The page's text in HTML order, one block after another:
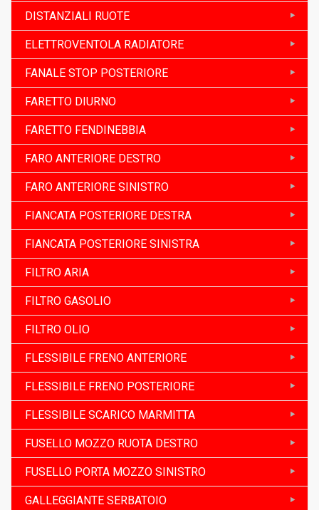
DISTANZIALI RUOTE
ELETTROVENTOLA RADIATORE
FANALE STOP POSTERIORE
FARETTO DIURNO
FARETTO FENDINEBBIA
FARO ANTERIORE DESTRO
FARO ANTERIORE SINISTRO
FIANCATA POSTERIORE DESTRA
FIANCATA POSTERIORE SINISTRA
FILTRO ARIA
FILTRO GASOLIO
FILTRO OLIO
FLESSIBILE FRENO ANTERIORE
FLESSIBILE FRENO POSTERIORE
FLESSIBILE SCARICO MARMITTA
FUSELLO MOZZO RUOTA DESTRO
FUSELLO PORTA MOZZO SINISTRO
GALLEGGIANTE SERBATOIO